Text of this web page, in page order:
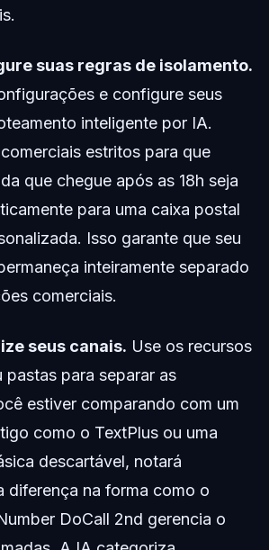
suas regras de isolamento.
e configure seus
inteligente por IA.
estritos para que
que chegue após as 18h seja
para uma caixa postal
Isso garante que seu
inteiramente separado
comerciais.
seus canais. Use os recursos
pastas para separar as
estiver comparando com um
como o TextPlus ou uma
descartável, notará
diferença na forma como o
DoCall 2nd gerencia o